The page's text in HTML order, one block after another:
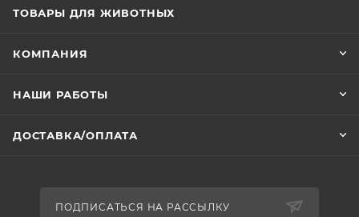
ТОВАРЫ ДЛЯ ЖИВОТНЫХ
КОМПАНИЯ
НАШИ РАБОТЫ
ДОСТАВКА/ОПЛАТА
ПОДПИСАТЬСЯ НА РАССЫЛКУ